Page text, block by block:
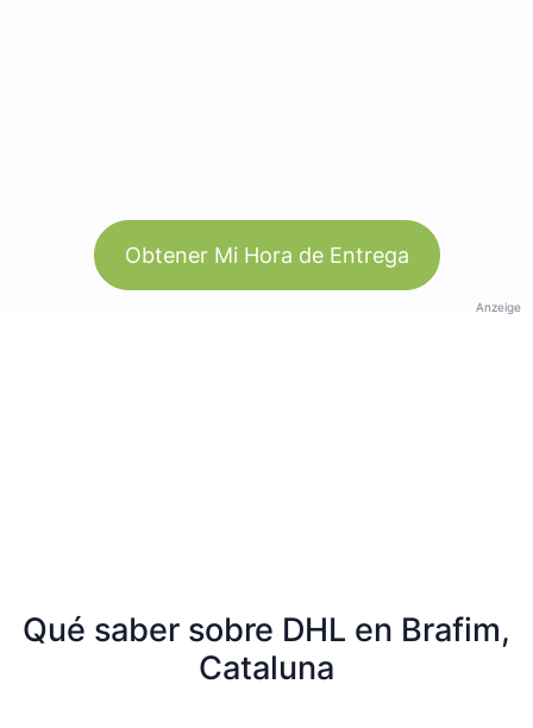
Obtener Mi Hora de Entrega
Anzeige
Qué saber sobre DHL en Brafim,
Cataluna